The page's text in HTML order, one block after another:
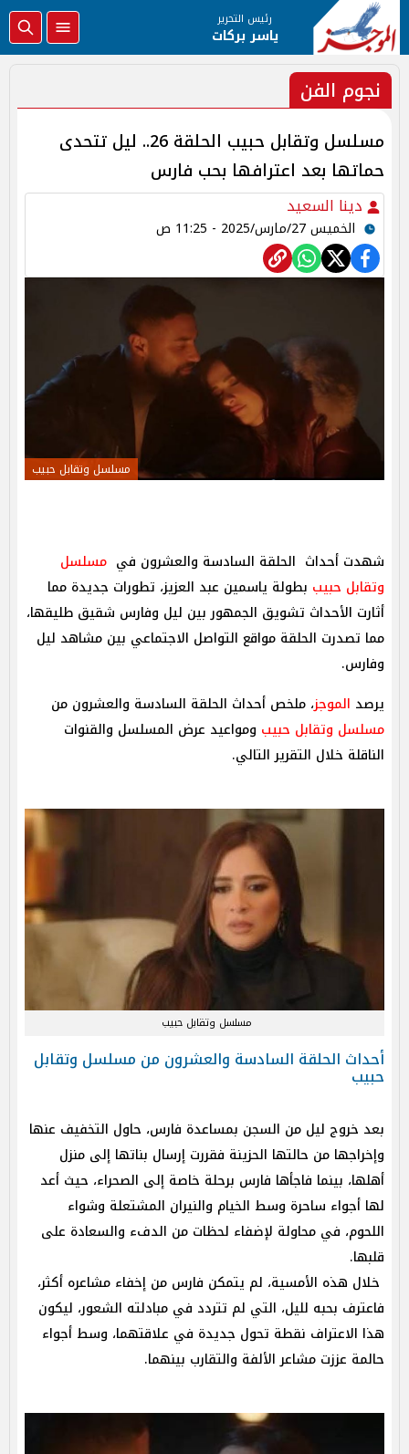
رئيس التحرير
ياسر بركات
نجوم الفن
مسلسل وتقابل حبيب الحلقة 26.. ليل تتحدى
حماتها بعد اعترافها بحب فارس
دينا السعيد
الخميس 27/مارس/2025 - 11:25 ص
مسلسل وتقابل حبيب
شهدت أحداث الحلقة السادسة والعشرون في مسلسل
وتقابل حبيب بطولة ياسمين عبد العزيز، تطورات جديدة مما
أثارت الأحداث تشويق الجمهور بين ليل وفارس شقيق طليقها،
مما تصدرت الحلقة مواقع التواصل الاجتماعي بين مشاهد ليل
وفارس.
يرصد الموجز، ملخص أحداث الحلقة السادسة والعشرون من
مسلسل وتقابل حبيب ومواعيد عرض المسلسل والقنوات
الناقلة خلال التقرير التالي.
مسلسل وتقابل حبيب
أحداث الحلقة السادسة والعشرون من مسلسل وتقابل
حبيب
بعد خروج ليل من السجن بمساعدة فارس، حاول التخفيف عنها
وإخراجها من حالتها الحزينة فقررت إرسال بناتها إلى منزل
أهلها، بينما فاجأها فارس برحلة خاصة إلى الصحراء، حيث أعد
لها أجواء ساحرة وسط الخيام والنيران المشتعلة وشواء
اللحوم، في محاولة لإضفاء لحظات من الدفء والسعادة على
قلبها.
خلال هذه الأمسية، لم يتمكن فارس من إخفاء مشاعره أكثر،
فاعترف بحبه لليل، التي لم تتردد في مبادلته الشعور، ليكون
هذا الاعتراف نقطة تحول جديدة في علاقتهما، وسط أجواء
حالمة عززت مشاعر الألفة والتقارب بينهما.